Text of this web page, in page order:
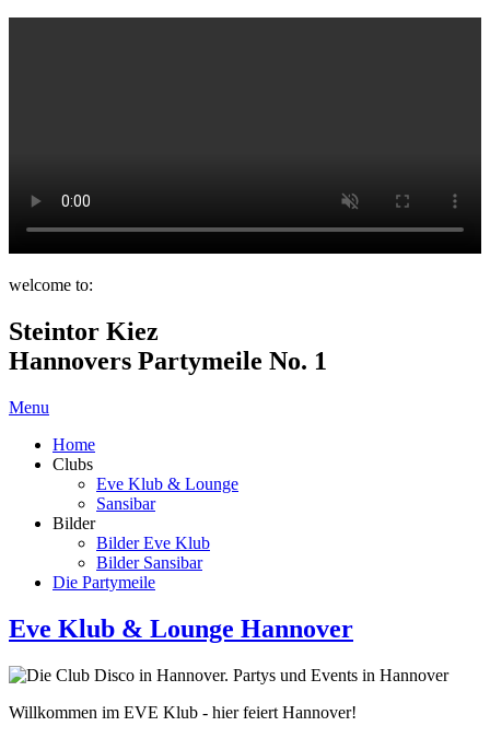
welcome to:
Steintor Kiez
Hannovers Partymeile No. 1
Menu
Home
Clubs
Eve Klub & Lounge
Sansibar
Bilder
Bilder Eve Klub
Bilder Sansibar
Die Partymeile
Eve Klub & Lounge Hannover
Willkommen im EVE Klub - hier feiert Hannover!